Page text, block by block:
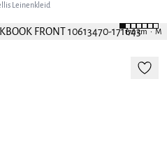
Leinenkleid
170 cm • M